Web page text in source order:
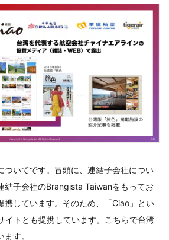
ついてです。冒頭に、連結子会社につい
結子会社のBrangista Taiwanをもってお
携しています。そのため、「Ciao」とい
イトとも提携しています。こちらで台湾
す。